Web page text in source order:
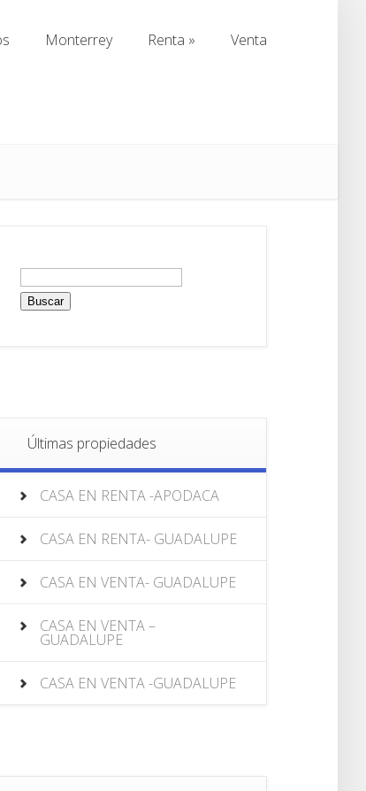
Monterrey
Renta »
Venta
Buscar:
Últimas propiedades
CASA EN RENTA -APODACA
CASA EN RENTA- GUADALUPE
CASA EN VENTA- GUADALUPE
CASA EN VENTA –
GUADALUPE
CASA EN VENTA -GUADALUPE